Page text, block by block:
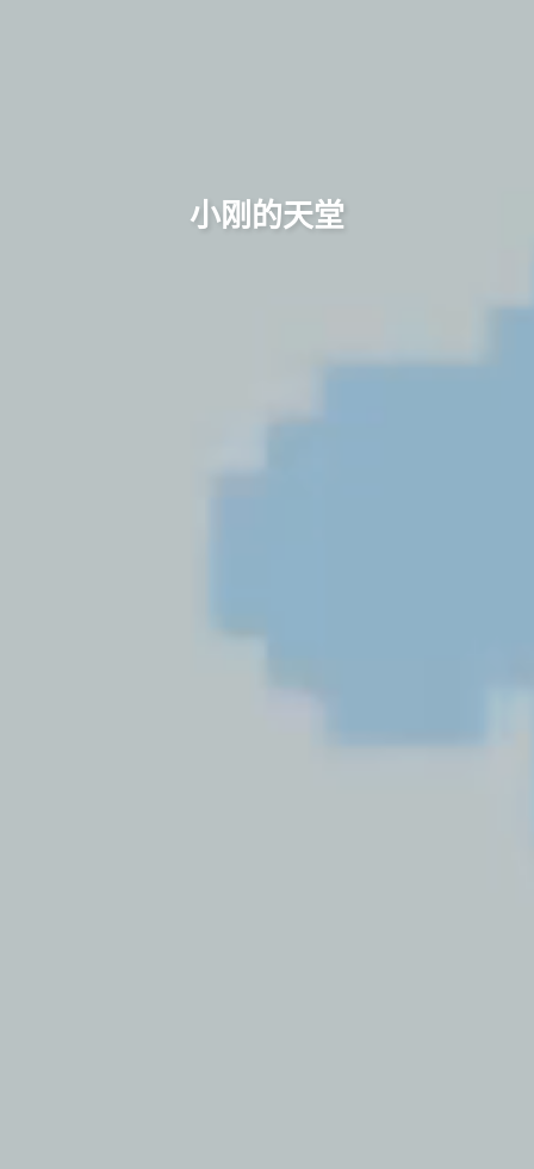
小刚的天堂